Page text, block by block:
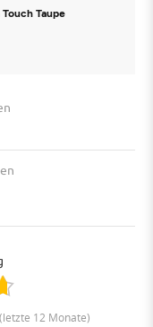
Taupe
12 Monate)